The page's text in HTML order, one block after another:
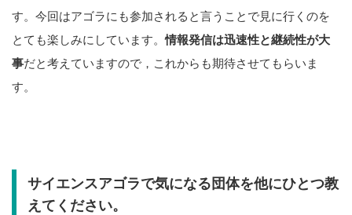
す。今回はアゴラにも参加されると言うことで見に行くのを
とても楽しみにしています。情報発信は迅速性と継続性が大
事だと考えていますので，これからも期待させてもらいま
す。
サイエンスアゴラで気になる団体を他にひとつ教
えてください。